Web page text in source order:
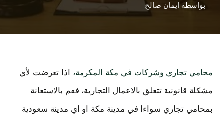
بواسطةايمان صالح
محامي تجاري وشركات في مكة المكرمة، اذا تعرضت لأي
مشكلة قانونية تتعلق بالاعمال التجارية، فقم بالاستعانة
بمحامي تجاري سواءا في مدينة مكة او اي مدينة سعودية